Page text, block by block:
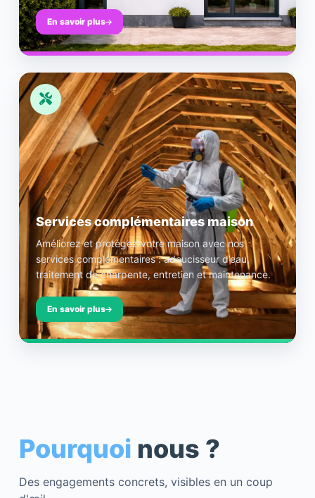
En savoir plus
Services complémentaires maison
Améliorez et protégez votre maison avec nos
services complémentaires : adoucisseur d’eau,
traitement de charpente, entretien et maintenance.
En savoir plus
Pourquoi nous ?
Des engagements concrets, visibles en un coup